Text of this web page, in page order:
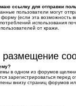
ссылку для отправки
пользователи могут
форму (если эта
использования
от кражи.
размещение
в одном из форумов
зарегистрироваться
внизу страниц форумов